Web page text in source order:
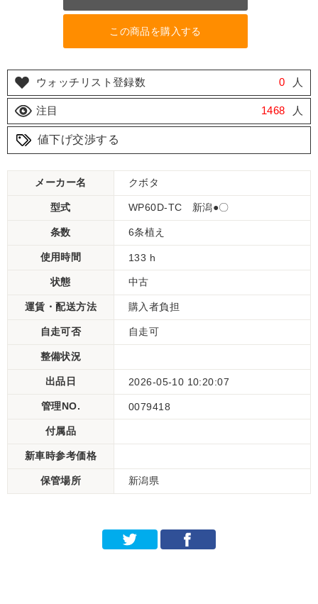
この商品を購入する
ウォッチリスト登録数 0 人
注目 1468 人
値下げ交渉する
メーカー名 クボタ
型式 WP60D-TC 新潟●〇
条数 6条植え
使用時間 133 h
状態 中古
運賃・配送方法 購入者負担
自走可否 自走可
整備状況
出品日 2026-05-10 10:20:07
管理NO. 0079418
付属品
新車時参考価格
保管場所 新潟県